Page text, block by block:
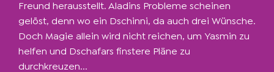
Freund herausstellt. Aladins Probleme scheinen
gelöst, denn wo ein Dschinni, da auch drei Wünsche.
Doch Magie allein wird nicht reichen, um Yasmin zu
helfen und Dschafars finstere Pläne zu
durchkreuzen...